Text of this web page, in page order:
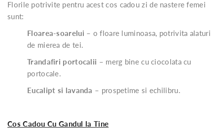
Florile potrivite pentru acest cos cadou zi de nastere femei
sunt:
Floarea-soarelui – o floare luminoasa, potrivita alaturi
de mierea de tei.
Trandafiri portocalii – merg bine cu ciocolata cu
portocale.
Eucalipt si lavanda – prospetime si echilibru.
Cos Cadou Cu Gandul la Tine